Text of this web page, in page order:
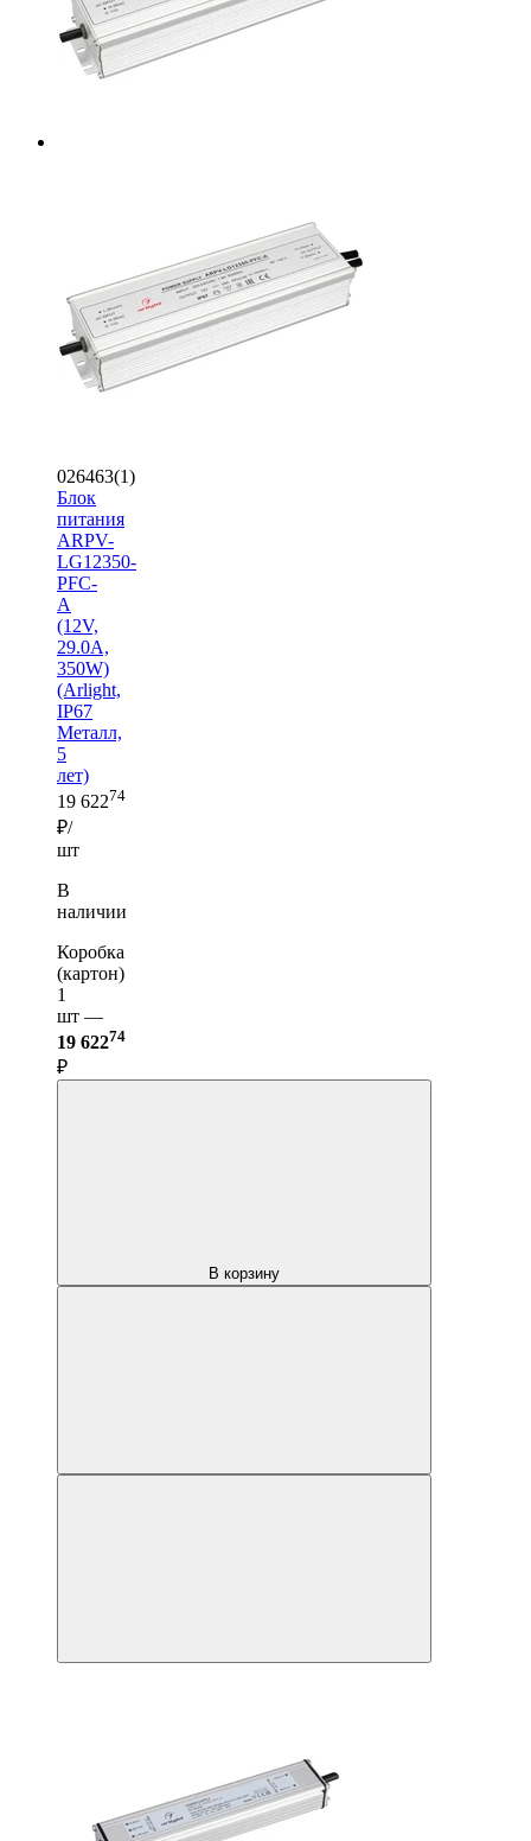
026463(1)
Блок
питания
ARPV-
LG12350-
PFC-
A
(12V,
29.0A,
350W)
(Arlight,
IP67
Металл,
5
лет)
19 62274
₽/
шт
В
наличии
Коробка
(картон)
1
шт —
19 62274
₽
В корзину